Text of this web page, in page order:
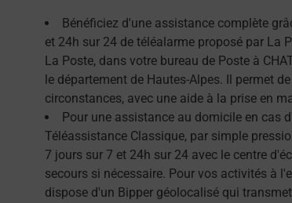
Bénéficiez d'une assistance complète
et 24h sur 24 de téléalarme proposé par La
La Poste, dans votre bureau de Poste à
le département de Hautes-Alpes. Il permet
circonstances, avec une aide à la prise en
Pour une assistance au domicile en cas
Téléassistance Classique, par simple
7 jours sur 7 et 24h sur 24 avec le centre
secours si nécessaire. Pour vos activités à
dispose d'un Bipper géolocalisé qui